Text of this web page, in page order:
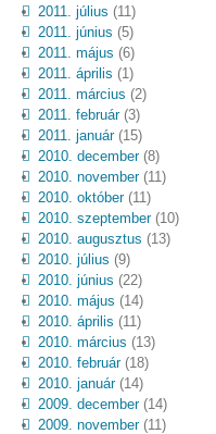
2011. július (11)
2011. június (5)
2011. május (6)
2011. április (1)
2011. március (2)
2011. február(3)
2011. január(15)
2010. december(8)
2010. november(11)
2010. október(11)
2010. szeptember(10)
2010. augusztus (13)
2010. július (9)
2010. június (22)
2010. május (14)
2010. április (11)
2010. március (13)
2010. február(18)
2010. január(14)
2009. december(14)
2009. november(11)